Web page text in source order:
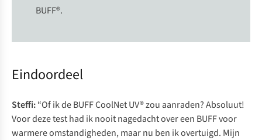
BUFF®.
Eindoordeel
Steffi:“Of ik de BUFF CoolNet UV® zou aanraden? Absoluut!
Voor deze test had ik nooit nagedacht over een BUFF voor
warmere omstandigheden, maar nu ben ik overtuigd. Mijn